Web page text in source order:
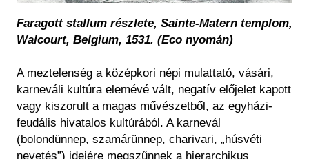
Faragott stallum részlete, Sainte-Matern templom,
Walcourt, Belgium, 1531. (Eco nyomán)
A meztelenség a középkori népi mulattató, vásári,
karneváli kultúra elemévé vált, negatív előjelet kapott
vagy kiszorult a magas művészetből, az egyházi-
feudális hivatalos kultúrából. A karnevál
(bolondünnep, szamárünnep, charivari, „húsvéti
nevetés”) idejére megszűnnek a hierarchikus